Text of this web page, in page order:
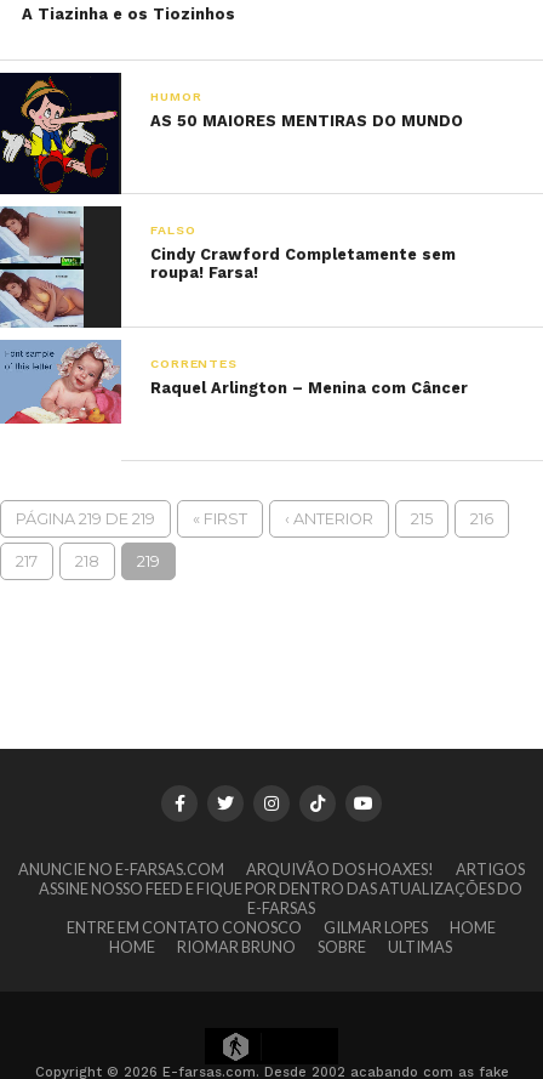
A Tiazinha e os Tiozinhos
HUMOR
AS 50 MAIORES MENTIRAS DO MUNDO
FALSO
Cindy Crawford Completamente sem
roupa! Farsa!
CORRENTES
Raquel Arlington – Menina com Câncer
PÁGINA 219 DE 219 « FIRST ‹ ANTERIOR 215 216
217 218 219
ANUNCIE NO E-FARSAS.COM ARQUIVÃO DOS HOAXES!
ARTIGOS
ASSINE NOSSO FEED E FIQUE POR DENTRO DAS ATUALIZAÇÕES DO
E-FARSAS
ENTRE EM CONTATO CONOSCO
GILMAR LOPES
HOME
HOME
RIOMAR BRUNO SOBRE ULTIMAS
Copyright © 2026 E-farsas.com. Desde 2002 acabando com as fake